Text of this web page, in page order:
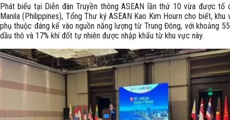
Phát biểu tại Diễn đàn Truyền thông ASEAN lần thứ 10 vừa được tổ
Manila (Philippines), Tổng Thư ký ASEAN Kao Kim Hourn cho biết, khu
phụ thuộc đáng kể vào nguồn năng lượng từ Trung Đông, với khoảng
dầu thô và 17% khí đốt tự nhiên được nhập khẩu từ khu vực này.